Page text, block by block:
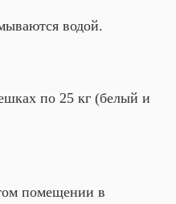
водой.
по 25 кг (белый и
помещении в